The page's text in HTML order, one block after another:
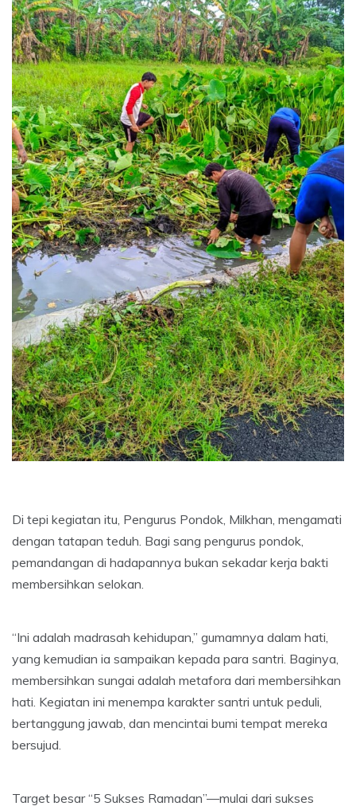
Di tepi kegiatan itu, Pengurus Pondok, Milkhan, mengamati
dengan tatapan teduh. Bagi sang pengurus pondok,
pemandangan di hadapannya bukan sekadar kerja bakti
membersihkan selokan.
“Ini adalah madrasah kehidupan,” gumamnya dalam hati,
yang kemudian ia sampaikan kepada para santri. Baginya,
membersihkan sungai adalah metafora dari membersihkan
hati. Kegiatan ini menempa karakter santri untuk peduli,
bertanggung jawab, dan mencintai bumi tempat mereka
bersujud.
Target besar “5 Sukses Ramadan”—mulai dari sukses